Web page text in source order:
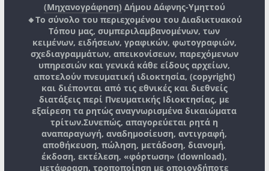
(Μηχανογράφηση) Δήμου Δάφνης-Υμηττού
🔸Το σύνολο του περιεχομένου του Διαδικτυακού
Τόπου μας, συμπεριλαμβανομένων, των
κειμένων, ειδήσεων, γραφικών, φωτογραφιών,
σχεδιαγραμμάτων, απεικονίσεων, παρεχόμενων
υπηρεσιών και γενικά κάθε είδους αρχείων,
αποτελούν πνευματική ιδιοκτησία, (copyright)
και διέπονται από τις εθνικές και διεθνείς
διατάξεις περί Πνευματικής Ιδιοκτησίας, με
εξαίρεση τα ρητώς αναγνωρισμένα δικαιώματα
τρίτων.Συνεπώς, απαγορεύεται ρητά η
αναπαραγωγή, αναδημοσίευση, αντιγραφή,
αποθήκευση, πώληση, μετάδοση, διανομή,
έκδοση, εκτέλεση, «φόρτωση» (download),
μετάφραση, τροποποίηση με οποιονδήποτε